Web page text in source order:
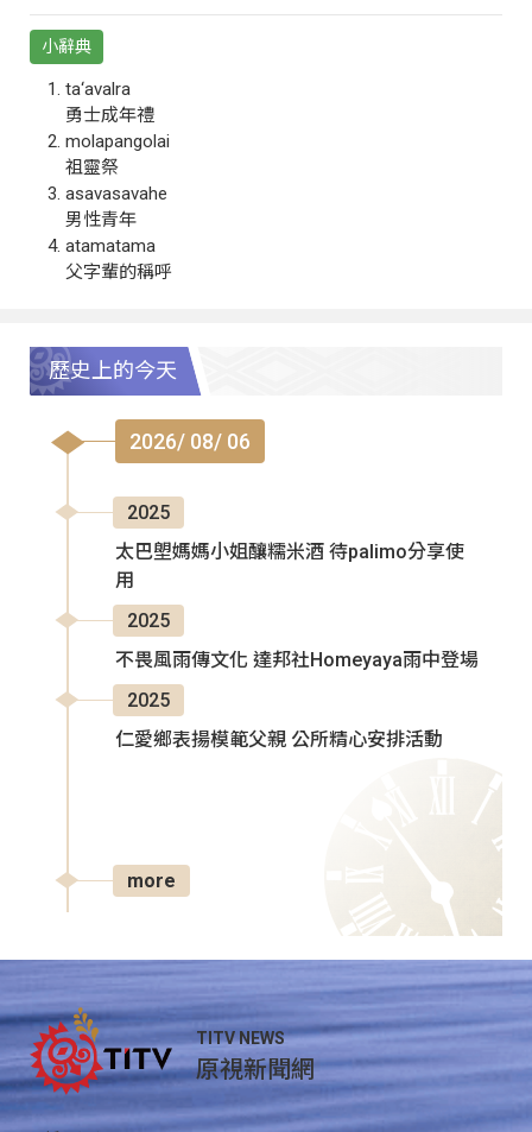
小辭典
ta‘avalra
勇士成年禮
molapangolai
祖靈祭
asavasavahe
男性青年
atamatama
父字輩的稱呼
歷史上的今天
2026/ 08/ 06
2025
太巴塱媽媽小姐釀糯米酒 待palimo分享使
用
2025
不畏風雨傳文化 達邦社Homeyaya雨中登場
2025
仁愛鄉表揚模範父親 公所精心安排活動
more
TITV NEWS
原視新聞網